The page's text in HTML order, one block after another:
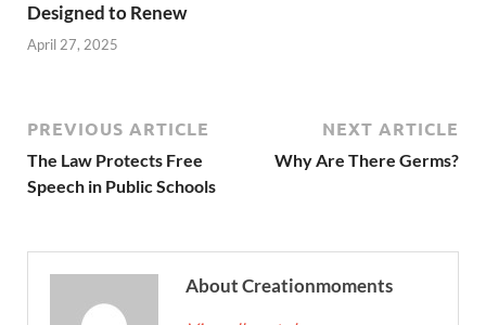
Designed to Renew
April 27, 2025
PREVIOUS ARTICLE
The Law Protects Free
Speech in Public Schools
NEXT ARTICLE
Why Are There Germs?
About Creationmoments